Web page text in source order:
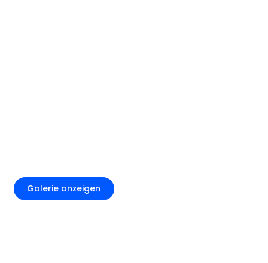
Galerie anzeigen